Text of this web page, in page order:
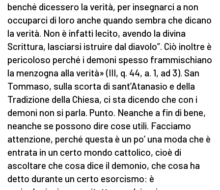
benché dicessero la verità, per insegnarci a non
occuparci di loro anche quando sembra che dicano
la verità. Non è infatti lecito, avendo la divina
Scrittura, lasciarsi istruire dal diavolo”. Ciò inoltre è
pericoloso perché i demoni spesso frammischiano
la menzogna alla verità» (III, q. 44, a. 1, ad 3). San
Tommaso, sulla scorta di sant’Atanasio e della
Tradizione della Chiesa, ci sta dicendo che con i
demoni non si parla. Punto. Neanche a fin di bene,
neanche se possono dire cose utili. Facciamo
attenzione, perché questa è un po’ una moda che è
entrata in un certo mondo cattolico, cioè di
ascoltare che cosa dice il demonio, che cosa ha
detto durante un certo esorcismo: è